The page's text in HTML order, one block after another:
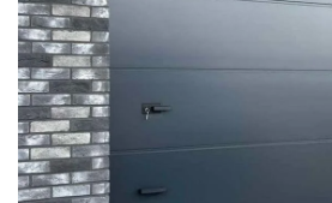
Visi vartai